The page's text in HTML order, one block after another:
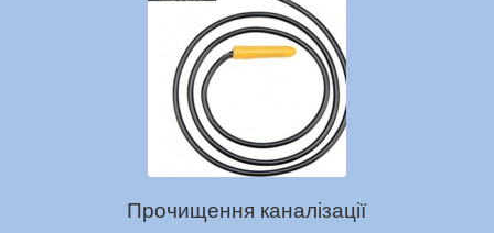
Прочищення каналізації